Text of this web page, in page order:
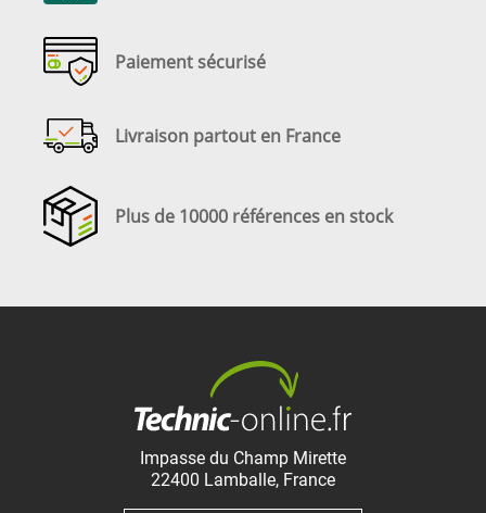
Paiement sécurisé
Livraison partout en France
Plus de 10000 références en stock
Impasse du Champ Mirette
22400 Lamballe, France